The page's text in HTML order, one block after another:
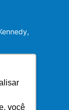
você
você